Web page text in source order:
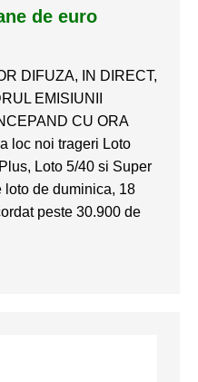
de euro
DIFUZA, IN DIRECT,
EMISIUNII
CU ORA
loc noi trageri Loto
Loto 5/40 si Super
loto de duminica, 18
peste 30.900 de